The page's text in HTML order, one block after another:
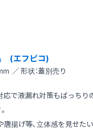
(エフピコ)
／ 形状：蓋別売り
で液漏れ対策もばっちり
揚げ等、立体感を見せた